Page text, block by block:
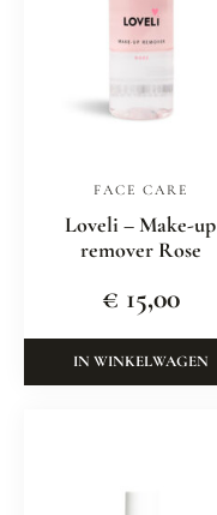
FACE CARE
Loveli – Make-up
remover Rose
€ 15,00
IN WINKELWAGEN